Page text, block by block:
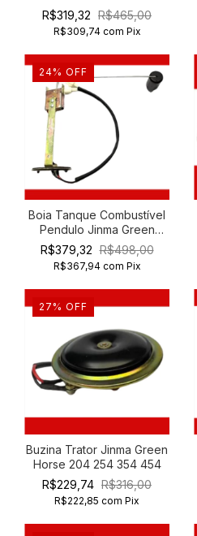
204 254
R$319,32 R$465,00
R$309,74 com Pix
24% OFF
Boia Tanque Combustível
Pendulo Jinma Green
Horse 454 554
R$379,32 R$498,00
R$367,94 com Pix
27 % OFF
Buzina Trator Jinma Green
Horse 204 254 354 454
R$229,74 R$316,00
R$222,85 com Pix